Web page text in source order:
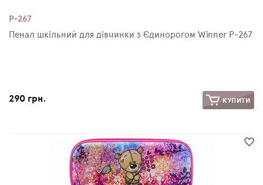
P-267
Пенал шкільний для дівчинки з Єдинорогом Winner P-267
290 грн. КУПИТИ